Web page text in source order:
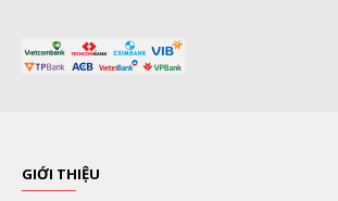
GIỚI THIỆU